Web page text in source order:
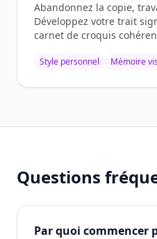
Abandonnez la copie,
Développez votre trait
carnet de croquis
Style personnel Mémoire
Questions
Par quoi commencer